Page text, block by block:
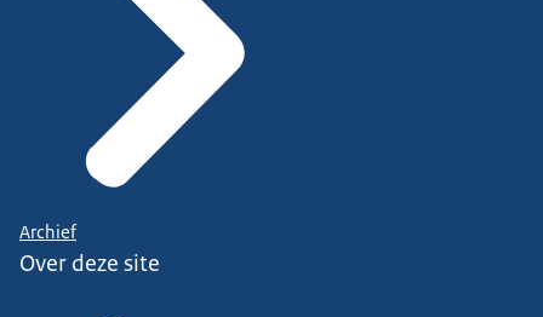
Archief
Over deze site